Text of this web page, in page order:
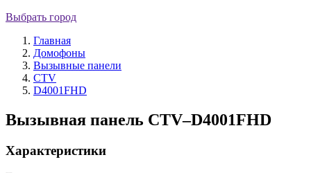
Выбрать город
Главная
Домофоны
Вызывные панели
CTV
D4001FHD
Вызывная панель CTV–D4001FHD
Характеристики